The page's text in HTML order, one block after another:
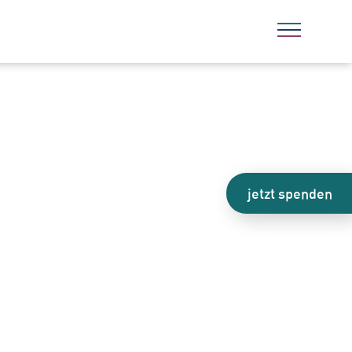
jetzt spenden